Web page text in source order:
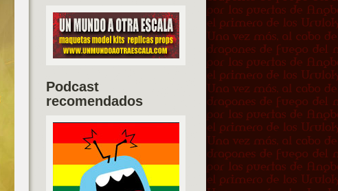
Podcast
recomendados